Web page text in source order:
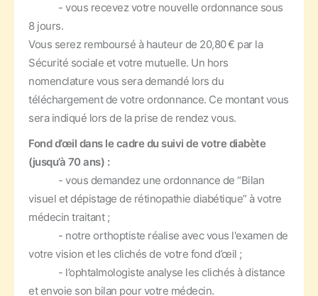
- vous recevez votre nouvelle ordonnance sous
8 jours.
Vous serez remboursé à hauteur de 20,80 € par la
Sécurité sociale et votre mutuelle. Un hors
nomenclature vous sera demandé lors du
téléchargement de votre ordonnance. Ce montant vous
sera indiqué lors de la prise de rendez vous.
Fond d’œil dans le cadre du suivi de votre diabète
(jusqu’à 70 ans) :
- vous demandez une ordonnance de “Bilan
visuel et dépistage de rétinopathie diabétique” à votre
médecin traitant ;
- notre orthoptiste réalise avec vous l'examen de
votre vision et les clichés de votre fond d’œil ;
- l’ophtalmologiste analyse les clichés à distance
et envoie son bilan pour votre médecin.